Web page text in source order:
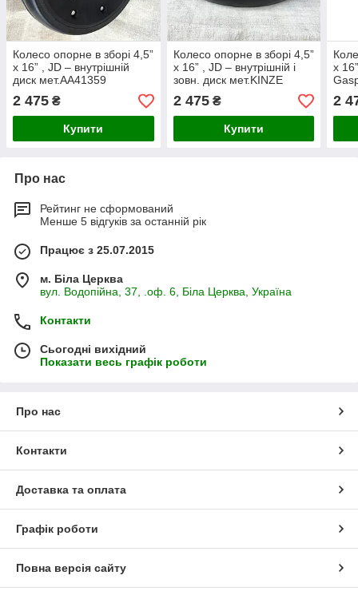
Колесо опорне в зборі 4,5”
x 16” , JD – внутрішній
диск мет.AA41359
2 475 ₴
Купити
Колесо опорне в зборі 4,5”
x 16” , JD – внутрішній і
зовн. диск мет.KINZE
2 475₴
Купити
x
2
Про нас
Рейтинг не сформований
Менше 5 відгуків за останній рік
Працює з 25.07.2015
м. Біла Церква
вул. Водопійна, 37, .оф. 6, Біла Церква, Україна
Контакти
Сьогодні вихідний
Показати весь графік роботи
Про нас
Контакти
Доставка та оплата
Графік роботи
Повна версія сайту